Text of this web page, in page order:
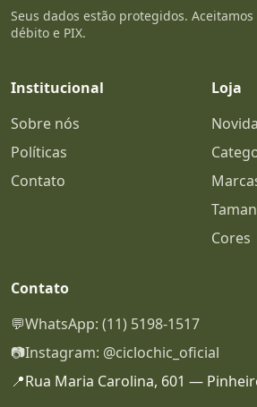
Seus dados estão protegidos.
débito e PIX.
Institucional
Sobre nós
Políticas
Contato
Loja
Cores
Contato
💬WhatsApp: (11) 5198-1517
📷Instagram: @ciclochic_oficial
📍Rua Maria Carolina, 601 —